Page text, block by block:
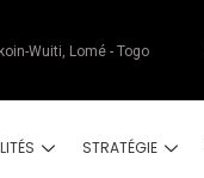
Wuiti, Lomé - Togo
STRATÉGIE